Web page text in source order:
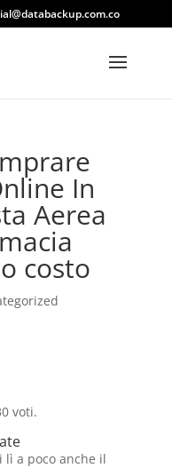
In
Aerea
costo
voti.
a poco anche il